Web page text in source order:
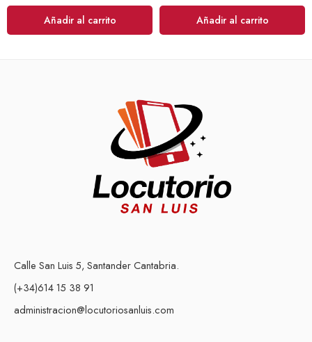
Añadir al carrito Añadir al carrito
Calle San Luis 5, Santander Cantabria.
(+34)614 15 38 91
administracion@locutoriosanluis.com